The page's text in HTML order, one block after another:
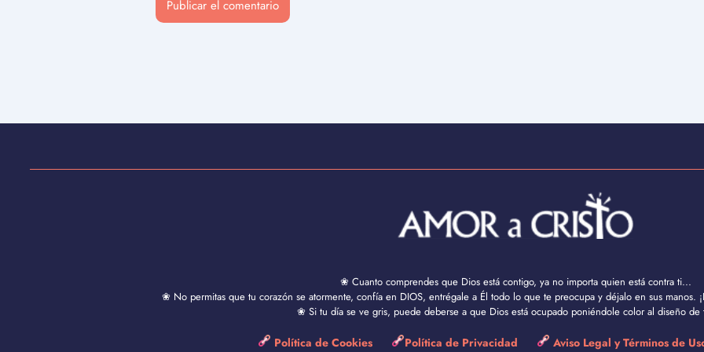
❀ Cuanto comprendes que Dios está contigo, ya no importa quien está contra ti...
❀ No permitas que tu corazón se atormente, confía en DIOS, entrégale a Él todo lo que te preocupa y déjalo en sus manos.
❀ Si tu día se ve gris, puede deberse a que Dios está ocupado poniéndole color al diseño de
Política de Cookies Política de Privacidad Aviso Legal y Términos de